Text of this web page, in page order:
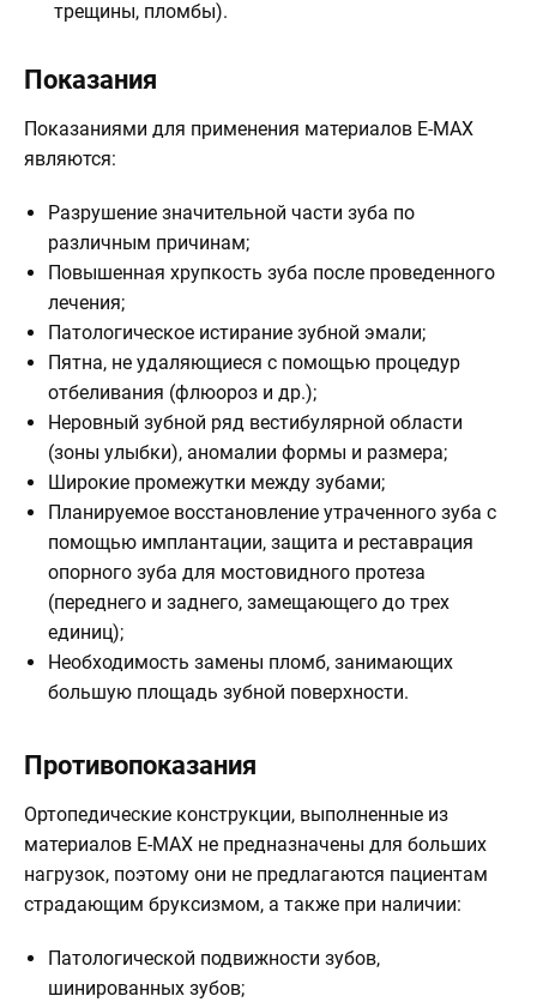
трещины, пломбы).
Показания
Показаниями для применения материалов E-MAX
являются:
Разрушение значительной части зуба по
различным причинам;
Повышенная хрупкость зуба после проведенного
лечения;
Патологическое истирание зубной эмали;
Пятна, не удаляющиеся с помощью процедур
отбеливания (флюороз и др.);
Неровный зубной ряд вестибулярной области
(зоны улыбки), аномалии формы и размера;
Широкие промежутки между зубами;
Планируемое восстановление утраченного зуба с
помощью имплантации, защита и реставрация
опорного зуба для мостовидного протеза
(переднего и заднего, замещающего до трех
единиц);
Необходимость замены пломб, занимающих
большую площадь зубной поверхности.
Противопоказания
Ортопедические конструкции, выполненные из
материалов E-MAX не предназначены для больших
нагрузок, поэтому они не предлагаются пациентам
страдающим бруксизмом, а также при наличии:
Патологической подвижности зубов,
шинированных зубов;